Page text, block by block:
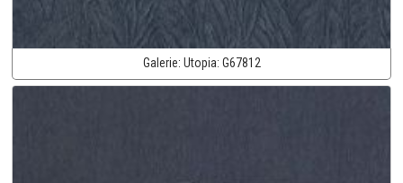
Galerie: Utopia: G67812